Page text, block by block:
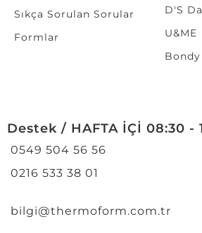
Sıkça Sorulan Sorular
Formlar
D'S
U&ME
Bondy
Destek / HAFTA İÇİ 08:30 -
0549 504 56 56
0216 533 38 01
bilgi@thermoform.com.tr